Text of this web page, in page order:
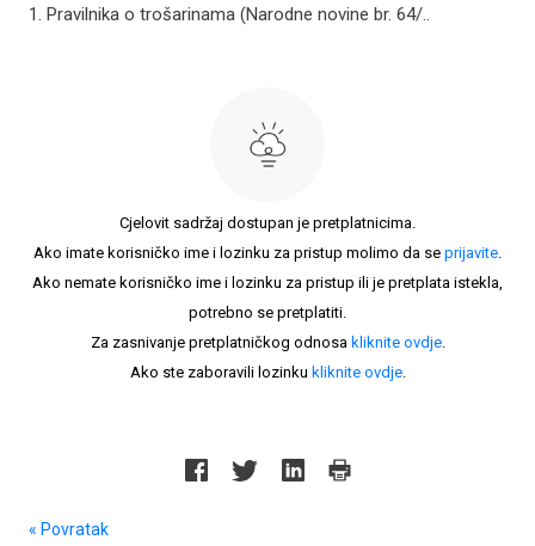
1. Pravilnika o trošarinama (Narodne novine br. 64/..
Cjelovit sadržaj dostupan je pretplatnicima.
Ako imate korisničko ime i lozinku za pristup molimo da se prijavite.
Ako nemate korisničko ime i lozinku za pristup ili je pretplata istekla,
potrebno se pretplatiti.
Za zasnivanje pretplatničkog odnosa kliknite ovdje.
Ako ste zaboravili lozinku kliknite ovdje.
« Povratak